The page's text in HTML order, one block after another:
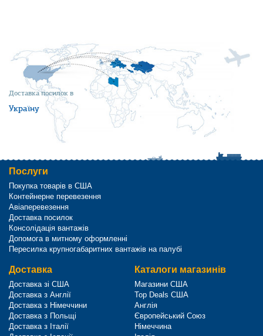
Доставка посилок в
Україну
Послуги
Покупка товарів в США
Контейнерне перевезення
Авіаперевезення
Доставка посилок
Консолідація вантажів
Допомога в митному оформленні
Пересилка крупногабаритних вантажів на палубі
Доставка
Доставка зі США
Доставка з Англії
Доставка з Німеччини
Доставка з Польщі
Доставка з Італії
Каталоги магазинів
Магазини США
Top Deals США
Англія
Європейський Союз
Німеччина